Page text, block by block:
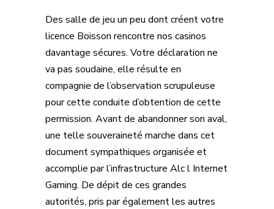
Des salle de jeu un peu dont créent votre
licence Boisson rencontre nos casinos
davantage sécures. Votre déclaration ne
va pas soudaine, elle résulte en
compagnie de l’observation scrupuleuse
pour cette conduite d’obtention de cette
permission. Avant de abandonner son aval,
une telle souveraineté marche dans cet
document sympathiques organisée et
accomplie par l’infrastructure Alc l Internet
Gaming. De dépit de ces grandes
autorités, pris par également les autres